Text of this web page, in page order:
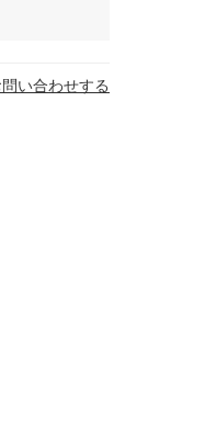
い合わせする